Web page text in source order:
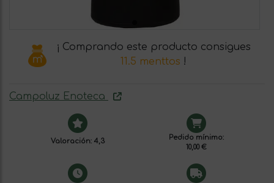
¡ Comprando este producto consigues
11.5 menttos !
Campoluz Enoteca
Valoración: 4,3
Pedido mínimo:
10,00 €